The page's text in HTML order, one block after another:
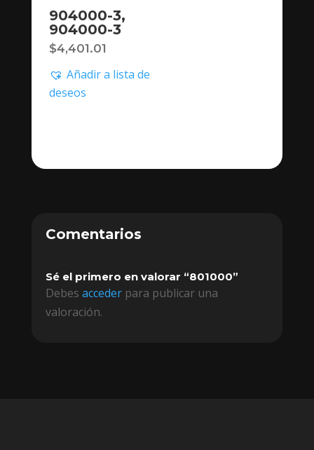
904000-3,
904000-3
$4,401.01
Añadir a lista de
deseos
Comentarios
Sé el primero en valorar “801000”
Debes accederpara publicar una
valoración.